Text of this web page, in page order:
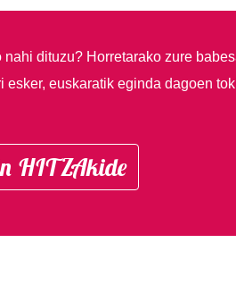
nahi dituzu? Horretarako zure
esker, euskaratik eginda dagoen
HITZAkide